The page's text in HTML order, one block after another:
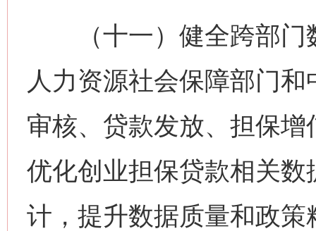
（十一）健全跨部门
人力资源社会保障部门
审核、贷款发放、担保
优化创业担保贷款相关
计，提升数据质量和政